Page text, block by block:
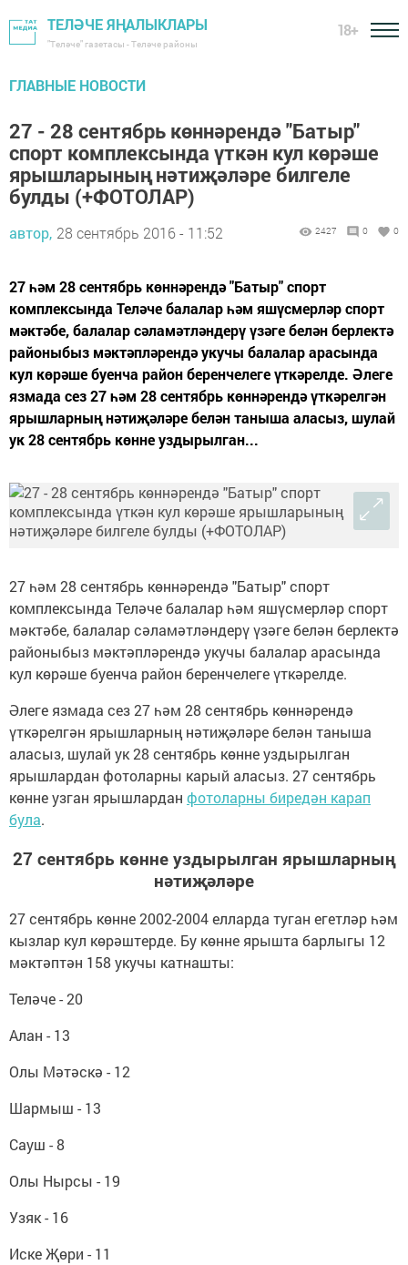
ТЕЛӘЧЕ ЯҢАЛЫКЛАРЫ
"Теләче" газетасы - Теләче районы
18+
ГЛАВНЫЕ НОВОСТИ
27 - 28 сентябрь көннәрендә "Батыр"
спорт комплексында үткән кул көрәше
ярышларының нәтиҗәләре билгеле
булды (+ФОТОЛАР)
автор, 28 сентябрь 2016 - 11:52 2427 0 0
27 һәм 28 сентябрь көннәрендә "Батыр" спорт
комплексында Теләче балалар һәм яшүсмерләр спорт
мәктәбе, балалар сәламәтләндерү үзәге белән берлектә
районыбыз мәктәпләрендә укучы балалар арасында
кул көрәше буенча район беренчелеге үткәрелде. Әлеге
язмада сез 27 һәм 28 сентябрь көннәрендә үткәрелгән
ярышларның нәтиҗәләре белән таныша аласыз, шулай
ук 28 сентябрь көнне уздырылган...
27 һәм 28 сентябрь көннәрендә "Батыр" спорт
комплексында Теләче балалар һәм яшүсмерләр спорт
мәктәбе, балалар сәламәтләндерү үзәге белән берлектә
районыбыз мәктәпләрендә укучы балалар арасында
кул көрәше буенча район беренчелеге үткәрелде.
Әлеге язмада сез 27 һәм 28 сентябрь көннәрендә
үткәрелгән ярышларның нәтиҗәләре белән таныша
аласыз, шулай ук 28 сентябрь көнне уздырылган
ярышлардан фотоларны карый аласыз. 27 сентябрь
көнне узган ярышлардан фотоларны биредән карап
була.
27 сентябрь көнне уздырылган ярышларның
нәтиҗәләре
27 сентябрь көнне 2002-2004 елларда туган егетләр һәм
кызлар кул көрәштерде. Бу көнне ярышта барлыгы 12
мәктәптән 158 укучы катнашты:
Теләче - 20
Алан - 13
Олы Мәтәскә - 12
Шармыш - 13
Сауш - 8
Олы Нырсы - 19
Узяк - 16
Иске Җөри - 11